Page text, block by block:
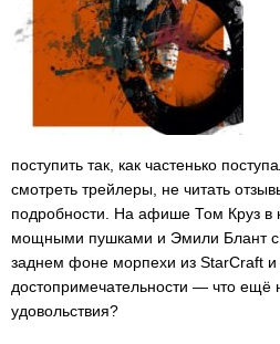
поступить так, как частенько
смотреть трейлеры, не читать
подробности. На афише Том Круз в
мощными пушками и Эмили Блант
заднем фоне морпехи из StarCraft
достопримечательности — что ещё
удовольствия?